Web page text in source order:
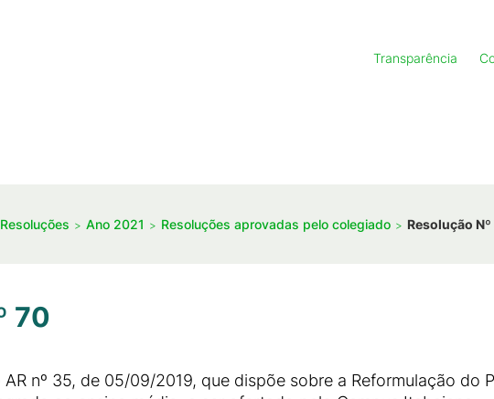
Transparência
Resoluções Ano 2021 Resoluções aprovadas pelo colegiado Resolução Nº
70
nº 35, de 05/09/2019, que dispõe sobre a Reformulação do